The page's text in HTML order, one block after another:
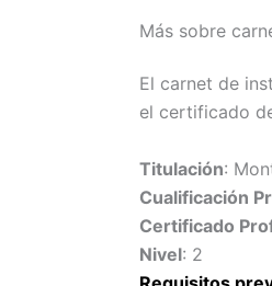
Más sobre
El carnet de
el certificado
Titulación:
Cualificación
Certificado
Nivel: 2